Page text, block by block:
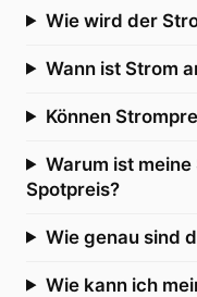
Wie wird der
Wann ist Strom
Können
Warum ist
Spotpreis?
Wie genau sind
Wie kann ich